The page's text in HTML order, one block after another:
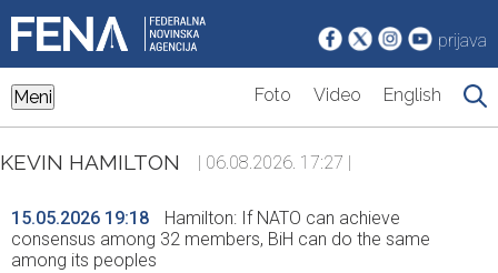
prijava
Meni Foto Video English
KEVIN HAMILTON | 06.08.2026. 17:27 |
15.05.2026 19:18
Hamilton: If NATO can achieve
consensus among 32 members, BiH can do the same
among its peoples